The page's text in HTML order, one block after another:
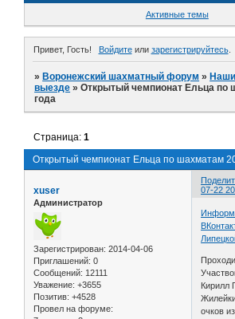
Активные темы
Привет, Гость! Войдитеили зарегистрируйтесь.
»Воронежский шахматный форум »Наши
выезде »Открытый чемпионат Ельца по
года
Открытый чемпионат Ельца по шахматам
Страница:1
07-22
xuser
Администратор
Зарегистрирован: 2014-04-06
Приглашений: 0
Сообщений: 12111
Уважение: +3655
Позитив: +4528
Провел на форуме:
Кирилл
очков